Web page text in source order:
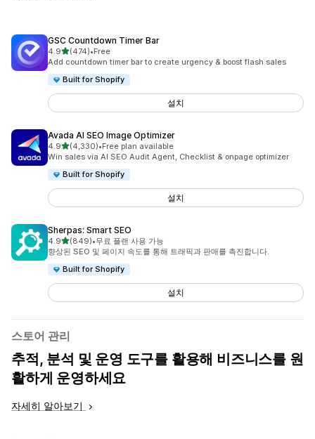
GSC Countdown Timer Bar
4.9별 5개 중
(474)
총 리뷰 474개
•Free
Add countdown timer bar to create urgency & boost flash sales
Built for Shopify
설치
Avada AI SEO Image Optimizer
4.9별 5개 중
(4,330)
총 리뷰 4330개
•Free plan available
Win sales via AI SEO Audit Agent, Checklist & onpage optimizer
Built for Shopify
설치
Sherpas: Smart SEO
4.9별 5개 중
(849)
총 리뷰 849개
•무료 플랜 사용 가능
향상된 SEO 및 페이지 속도를 통해 트래픽과 판매를 촉진합니다.
Built for Shopify
설치
스토어 관리
추적, 분석 및 운영 도구를 활용해 비즈니스를 원
활하게 운영하세요
자세히 알아보기